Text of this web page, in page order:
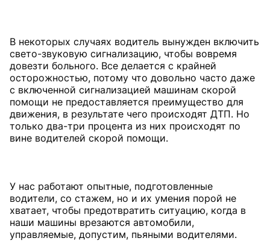
В некоторых случаях водитель вынужден включить
свето-звуковую сигнализацию, чтобы вовремя
довезти больного. Все делается с крайней
осторожностью, потому что довольно часто даже
с включенной сигнализацией машинам скорой
помощи не предоставляется преимущество для
движения, в результате чего происходят ДТП. Но
только два-три процента из них происходят по
вине водителей скорой помощи.
У нас работают опытные, подготовленные
водители, со стажем, но и их умения порой не
хватает, чтобы предотвратить ситуацию, когда в
наши машины врезаются автомобили,
управляемые, допустим, пьяными водителями.